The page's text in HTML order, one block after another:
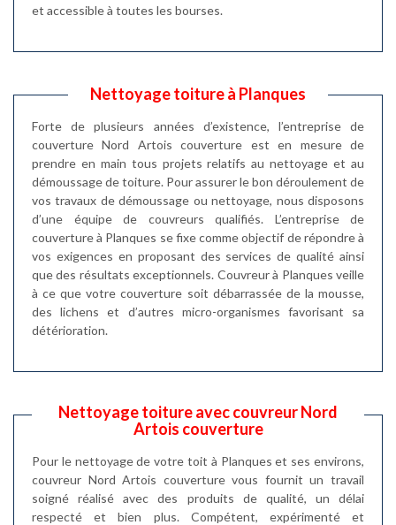
et accessible à toutes les bourses.
Nettoyage toiture à Planques
Forte de plusieurs années d’existence, l’entreprise de
couverture Nord Artois couverture est en mesure de
prendre en main tous projets relatifs au nettoyage et au
démoussage de toiture. Pour assurer le bon déroulement de
vos travaux de démoussage ou nettoyage, nous disposons
d’une équipe de couvreurs qualifiés. L’entreprise de
couverture à Planques se fixe comme objectif de répondre à
vos exigences en proposant des services de qualité ainsi
que des résultats exceptionnels. Couvreur à Planques veille
à ce que votre couverture soit débarrassée de la mousse,
des lichens et d’autres micro-organismes favorisant sa
détérioration.
Nettoyage toiture avec couvreur Nord
Artois couverture
Pour le nettoyage de votre toit à Planques et ses environs,
couvreur Nord Artois couverture vous fournit un travail
soigné réalisé avec des produits de qualité, un délai
respecté et bien plus. Compétent, expérimenté et